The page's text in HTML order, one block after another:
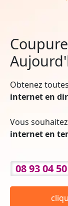
Obtenez
internet en
Vous
internet en
08 93 04